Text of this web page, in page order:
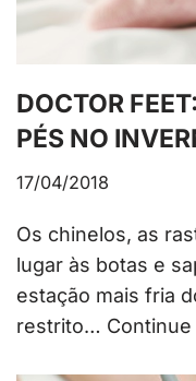
DOCTOR
PÉS NO
17/04/2018
Os chinelos, as
lugar às botas e
estação mais fria
restrito… Continue